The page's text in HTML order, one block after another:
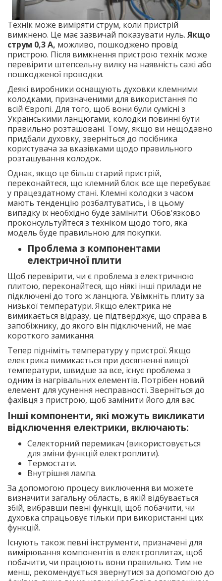
Технік може виміряти струм, коли пристрій
вимкнено. Це має зазвичай показувати нуль. Якщо
струм 0,3 А, можливо, пошкоджено провід
пристрою. Після вимкнення пристрою технік може
перевірити штепсельну вилку на наявність сажі або
пошкодженої проводки.
Деякі виробники оснащують духовки клемними
колодками, призначеними для використання по
всій Європі. Для того, щоб вони були сумісні з
Українськими ланцюгами, колодки повинні бути
правильно розташовані. Тому, якщо ви нещодавно
придбали духовку, зверніться до посібника
користувача за вказівками щодо правильного
розташування колодок.
Однак, якщо це більш старий пристрій,
переконайтеся, що клемний блок все ще перебуває
у працездатному стані. Клемні колодки з часом
мають тенденцію розбалтуватись, і в цьому
випадку їх необхідно буде замінити. Обов'язково
проконсультуйтеся з техніком щодо того, яка
модель буде правильною для покупки.
Проблема з компонентами
електричної плити
Щоб перевірити, чи є проблема з електричною
плитою, переконайтеся, що ніякі інші прилади не
підключені до того ж ланцюга. Увімкніть плиту за
низької температури. Якщо електрика не
вимикається відразу, це підтверджує, що справа в
запобіжнику, до якого він підключений, не має
короткого замикання.
Тепер підніміть температуру у пристрої. Якщо
електрика вимикається при досягненні вищої
температури, швидше за все, існує проблема з
одним із нагрівальних елементів. Потрібен новий
елемент для усунення несправності. Зверніться до
фахівця з пристрою, щоб замінити його для вас.
Інші компоненти, які можуть викликати
відключення електрики, включають:
Селекторний перемикач (використовується
для зміни функцій електроплити).
Термостати.
Внутрішня лампа.
За допомогою процесу виключення ви можете
визначити загальну область, в якій відбувається
збій, вибравши певні функції, щоб побачити, чи
духовка спрацьовує тільки при використанні цих
функцій.
Існують також певні інструменти, призначені для
вимірювання компонентів в електроплитах, щоб
побачити, чи працюють вони правильно. Тим не
менш, рекомендується звернутися за допомогою до